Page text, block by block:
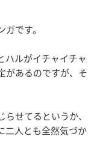
です。
ハルがイチャイチャ
があるのですが、そ
せてるというか、
二人とも全然気づか